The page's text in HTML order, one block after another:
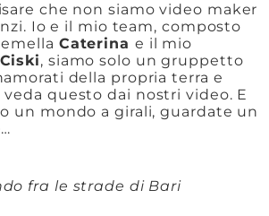
che non siamo video maker
Io e il mio team, composto
Caterina e il mio
Ciski, siamo solo un gruppetto
della propria terra e
questo dai nostri video. E
un mondo a girali, guardate un
fra le strade di Bari